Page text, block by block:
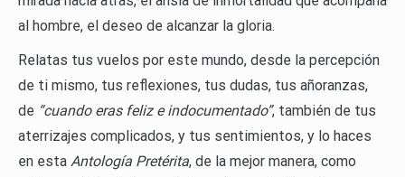
al hombre, el deseo de alcanzar la gloria.
Relatas tus vuelos por este mundo, desde la percepción
de ti mismo, tus reflexiones, tus dudas, tus añoranzas,
de “cuando eras feliz e indocumentado”, también de tus
aterrizajes complicados, y tus sentimientos, y lo haces
en esta Antología Pretérita, de la mejor manera, como